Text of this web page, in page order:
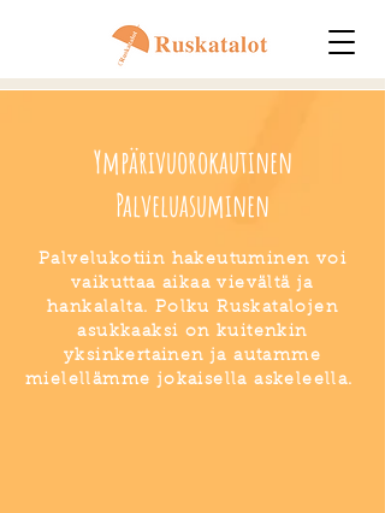
Ympärivuorokautinen
Palveluasuminen
Palvelukotiin hakeutuminen voi
vaikuttaa aikaa vievältä ja
hankalalta. Polku Ruskatalojen
asukkaaksi on kuitenkin
yksinkertainen ja autamme
mielellämme jokaisella askeleella.